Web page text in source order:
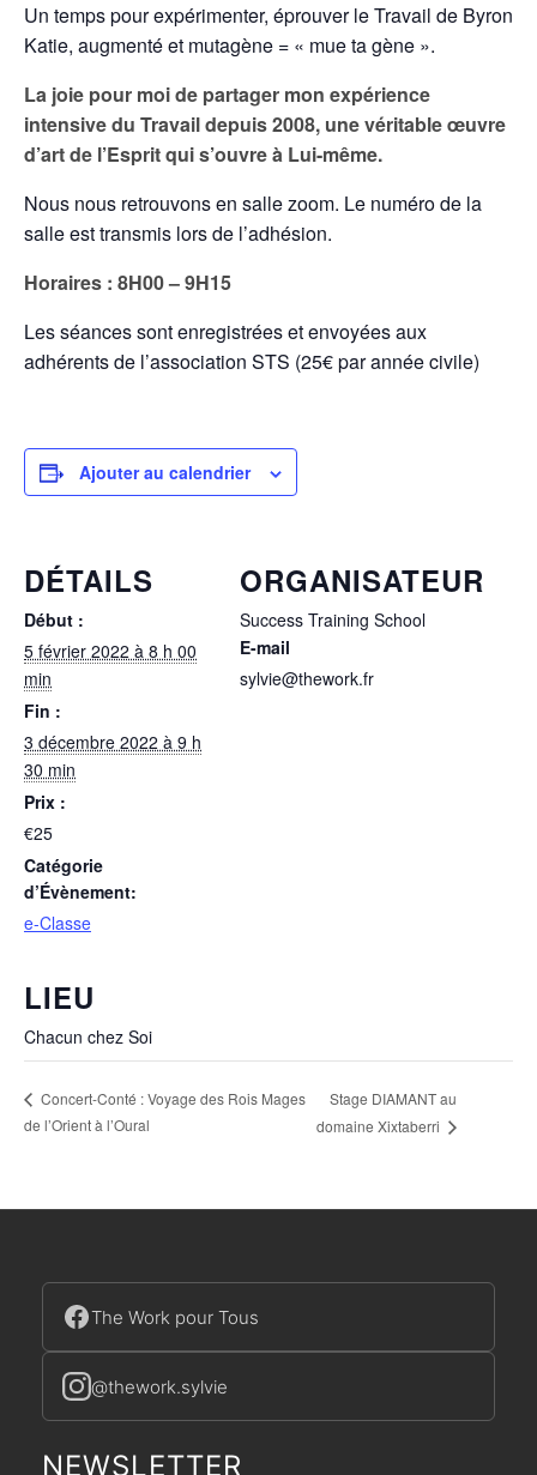
Un temps pour expérimenter, éprouver le Travail de Byron
Katie, augmenté et mutagène = « mue ta gène ».
La joie pour moi de partager mon expérience
intensive du Travail depuis 2008, une véritable œuvre
d’art de l’Esprit qui s’ouvre à Lui-même.
Nous nous retrouvons en salle zoom. Le numéro de la
salle est transmis lors de l’adhésion.
Horaires : 8H00 – 9H15
Les séances sont enregistrées et envoyées aux
adhérents de l’association STS (25€ par année civile)
Ajouter au calendrier
DÉTAILS
Début :
5 février 2022 à 8 h 00
min
Fin :
3 décembre 2022 à 9 h
30 min
Prix :
€25
Catégorie
d’Évènement:
e-Classe
ORGANISATEUR
Success Training School
E-mail
sylvie@thework.fr
LIEU
Chacun chez Soi
Concert-Conté : Voyage des Rois Mages
de l’Orient à l’Oural
Stage DIAMANT au
domaine Xixtaberri
The Work pour Tous
@thework.sylvie
NEWSLETTER